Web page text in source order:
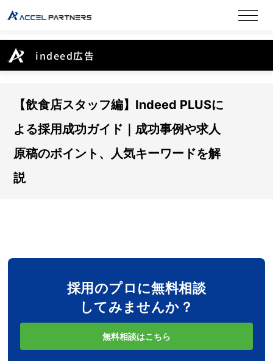
indeed広告
【飲食店スタッフ編】Indeed PLUSに
よる採用成功ガイド｜成功事例や求人
原稿のポイント、人気キーワードを解
説
採用のプロに無料相談
してみませんか？
無料相談はこちら